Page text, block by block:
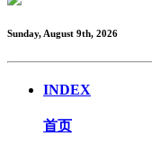
Sunday, August 9th, 2026
INDEX
首页